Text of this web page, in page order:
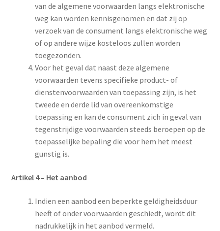
van de algemene voorwaarden langs elektronische
weg kan worden kennisgenomen en dat zij op
verzoek van de consument langs elektronische weg
of op andere wijze kosteloos zullen worden
toegezonden.
Voor het geval dat naast deze algemene
voorwaarden tevens specifieke product- of
dienstenvoorwaarden van toepassing zijn, is het
tweede en derde lid van overeenkomstige
toepassing en kan de consument zich in geval van
tegenstrijdige voorwaarden steeds beroepen op de
toepasselijke bepaling die voor hem het meest
gunstig is.
Artikel 4– Het aanbod
Indien een aanbod een beperkte geldigheidsduur
heeft of onder voorwaarden geschiedt, wordt dit
nadrukkelijk in het aanbod vermeld.